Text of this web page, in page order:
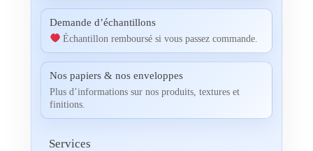
Demande d’échantillons
Échantillon remboursé si vous passez commande.
Nos papiers & nos enveloppes
Plus d’informations sur nos produits, textures et
finitions.
Services